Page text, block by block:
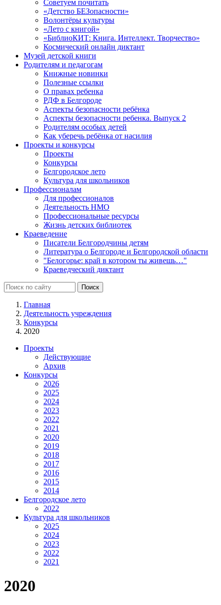
Советуем почитать
«Детство БЕЗопасности»
Волонтёры культуры
«Лето с книгой»
«БиблиоКИТ: Книга. Интеллект. Творчество»
Космический онлайн диктант
Музей детской книги
Родителям и педагогам
Книжные новинки
Полезные ссылки
О правах ребенка
РДФ в Белгороде
Аспекты безопасности ребёнка
Аспекты безопасности ребенка. Выпуск 2
Родителям особых детей
Как уберечь ребёнка от насилия
Проекты и конкурсы
Проекты
Конкурсы
Белгородское лето
Культура для школьников
Профессионалам
Для профессионалов
Деятельность НМО
Профессиональные ресурсы
Жизнь детских библиотек
Краеведение
Писатели Белгородчины детям
Литература о Белгороде и Белгородской области
"Белогорье: край в котором ты живешь…"
Краеведческий диктант
Главная
Деятельность учреждения
Конкурсы
2020
Проекты
Действующие
Архив
Конкурсы
2026
2025
2024
2023
2022
2021
2020
2019
2018
2017
2016
2015
2014
Белгородское лето
2022
Культура для школьников
2025
2024
2023
2022
2021
2020